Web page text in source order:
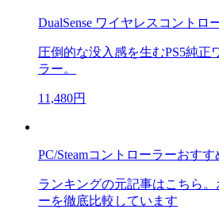
DualSense ワイヤレスコントロ
圧倒的な没入感を生むPS5純正
ラー。
11,480円
PC/Steamコントローラーおす
ランキングの元記事はこちら
ーを徹底比較しています